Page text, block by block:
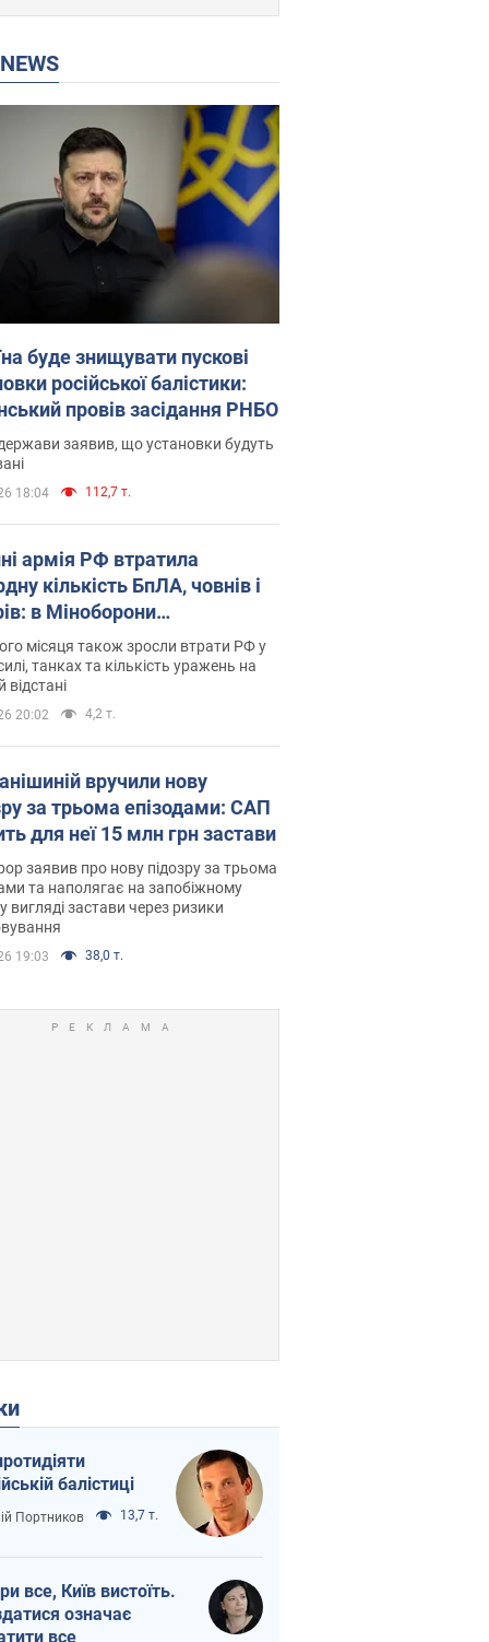
NEWS
буде знищувати пускові
російської балістики:
провів засідання РНБО
заявив, що установки будуть
18:04 112,7 т.
армія РФ втратила
кількість БпЛА, човнів і
в Міноборони
статистику
місяця також зросли втрати РФ у
танках та кількість уражень на
відстані
20:02 4,2 т.
вручили нову
за трьома епізодами: САП
для неї 15 млн грн застави
заявив про нову підозру за трьома
та наполягає на запобіжному
вигляді застави через ризики
19:03 38,0 т.
балістиці
Портников 13,7 т.
все, Київ вистоїть.
означає
все